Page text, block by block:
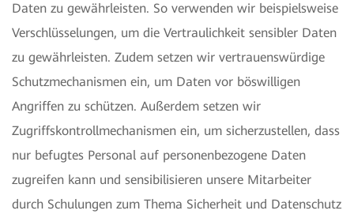
Daten zu gewährleisten. So verwenden wir beispielsweise
Verschlüsselungen, um die Vertraulichkeit sensibler Daten
zu gewährleisten. Zudem setzen wir vertrauenswürdige
Schutzmechanismen ein, um Daten vor böswilligen
Angriffen zu schützen. Außerdem setzen wir
Zugriffskontrollmechanismen ein, um sicherzustellen, dass
nur befugtes Personal auf personenbezogene Daten
zugreifen kann und sensibilisieren unsere Mitarbeiter
durch Schulungen zum Thema Sicherheit und Datenschutz